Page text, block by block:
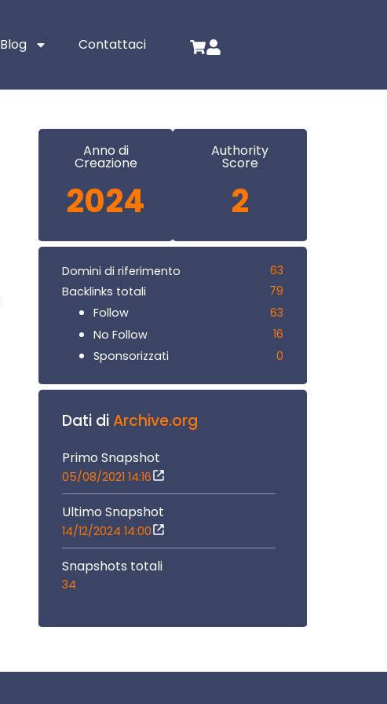
Blog Contattaci
Anno di
Creazione
2024
Authority
Score
2
Domini di riferimento
63
Backlinks totali
79
Follow
63
No Follow
16
Sponsorizzati
0
Dati diArchive.org
Primo Snapshot
05/08/2021 14:16
Ultimo Snapshot
14/12/2024 14:00
Snapshots totali
34